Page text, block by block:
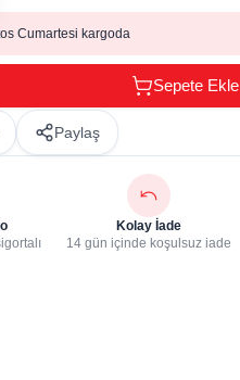
Cumartesi kargoda
Sepete Ekle
Paylaş
Kolay İade
14 gün içinde koşulsuz iade